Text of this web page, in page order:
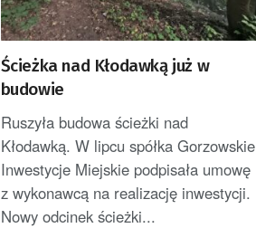
Ścieżka nad Kłodawką już w
budowie
Ruszyła budowa ścieżki nad
Kłodawką. W lipcu spółka Gorzowskie
Inwestycje Miejskie podpisała umowę
z wykonawcą na realizację inwestycji.
Nowy odcinek ścieżki...